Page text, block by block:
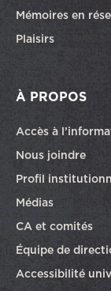
Mémoires en
Plaisirs
À PROPOS
Accès à
Nous joindre
Profil
Médias
CA et comités
Équipe de
Accessibilité